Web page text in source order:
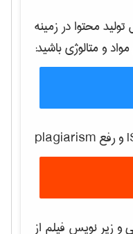
محتوا در زمینه
و متالوژیباشید:
و زیر نویس فیلم از